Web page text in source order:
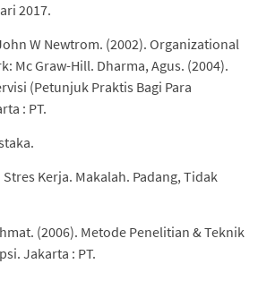
2017.
W Newtrom. (2002). Organizational
Mc Graw-Hill. Dharma, Agus. (2004).
(Petunjuk Praktis Bagi Para
: PT.
Kerja. Makalah. Padang, Tidak
(2006). Metode Penelitian & Teknik
Jakarta : PT.